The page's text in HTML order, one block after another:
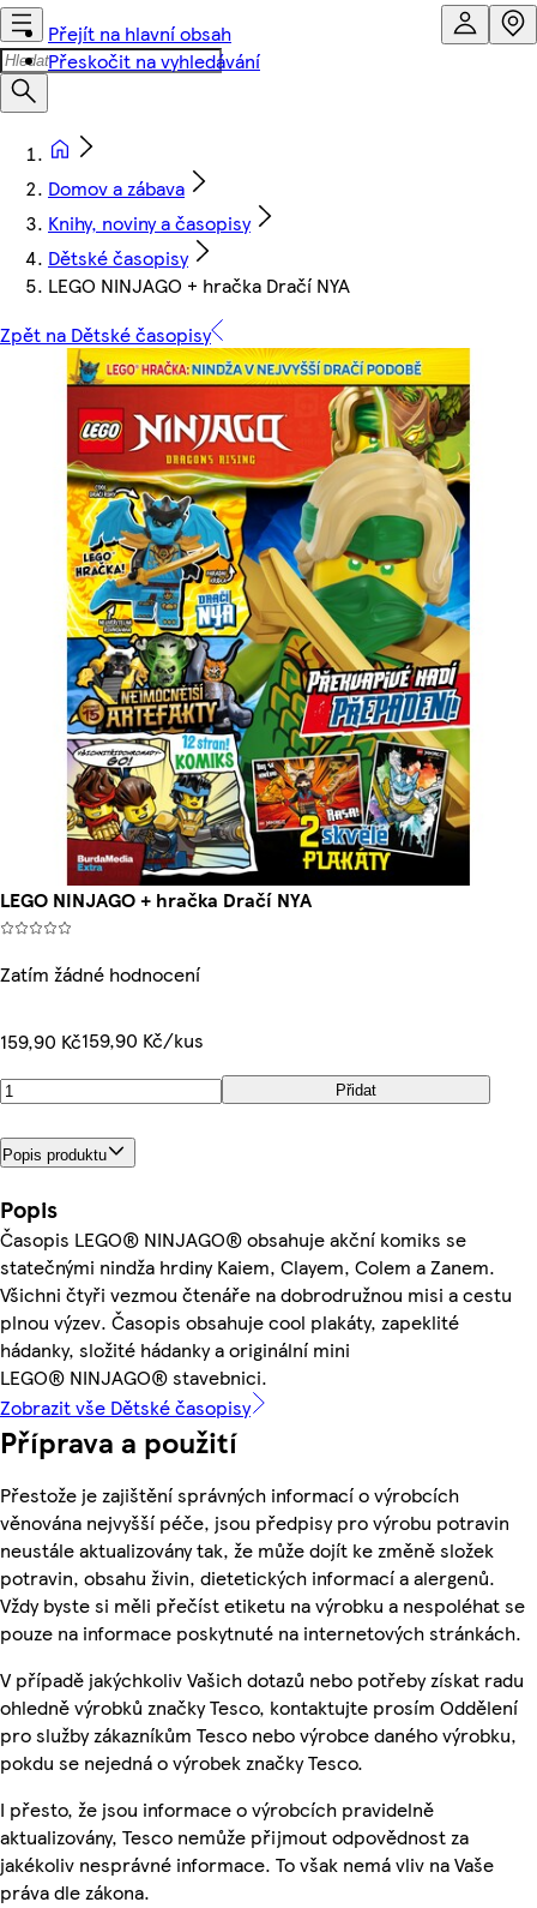
Přejít na hlavní obsah
Přeskočit na vyhledávání
Domov a zábava
Knihy, noviny a časopisy
Dětské časopisy
LEGO NINJAGO + hračka Dračí NYA
Zpět na Dětské časopisy
LEGO NINJAGO + hračka Dračí NYA
Zatím žádné hodnocení
159,90 Kč159,90 Kč/kus
Přidat
Popis produktu
Popis
Časopis LEGO® NINJAGO® obsahuje akční komiks se
statečnými nindža hrdiny Kaiem, Clayem, Colem a Zanem.
Všichni čtyři vezmou čtenáře na dobrodružnou misi a cestu
plnou výzev. Časopis obsahuje cool plakáty, zapeklité
hádanky, složité hádanky a originální mini
LEGO® NINJAGO® stavebnici.
Zobrazit vše Dětské časopisy
Příprava a použití
Přestože je zajištění správných informací o výrobcích
věnována nejvyšší péče, jsou předpisy pro výrobu potravin
neustále aktualizovány tak, že může dojít ke změně složek
potravin, obsahu živin, dietetických informací a alergenů.
Vždy byste si měli přečíst etiketu na výrobku a nespoléhat se
pouze na informace poskytnuté na internetových stránkách.
V případě jakýchkoliv Vašich dotazů nebo potřeby získat radu
ohledně výrobků značky Tesco, kontaktujte prosím Oddělení
pro služby zákazníkům Tesco nebo výrobce daného výrobku,
pokdu se nejedná o výrobek značky Tesco.
I přesto, že jsou informace o výrobcích pravidelně
aktualizovány, Tesco nemůže přijmout odpovědnost za
jakékoliv nesprávné informace. To však nemá vliv na Vaše
práva dle zákona.